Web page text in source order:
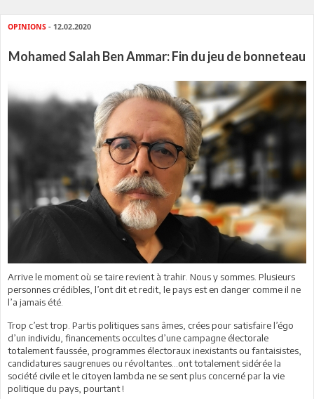
OPINIONS - 12.02.2020
Mohamed Salah Ben Ammar: Fin du jeu de bonneteau
Arrive le moment où se taire revient à trahir. Nous y sommes. Plusieurs
personnes crédibles, l’ont dit et redit, le pays est en danger comme il ne
l’a jamais été.
Trop c’est trop. Partis politiques sans âmes, crées pour satisfaire l’égo
d’un individu, financements occultes d’une campagne électorale
totalement faussée, programmes électoraux inexistants ou fantaisistes,
candidatures saugrenues ou révoltantes…ont totalement sidérée la
société civile et le citoyen lambda ne se sent plus concerné par la vie
politique du pays, pourtant !